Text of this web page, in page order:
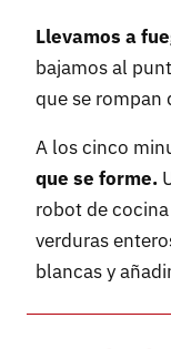
Llevamos a
bajamos al
que se rompan
A los cinco
que se forme.
robot de
verduras
blancas y